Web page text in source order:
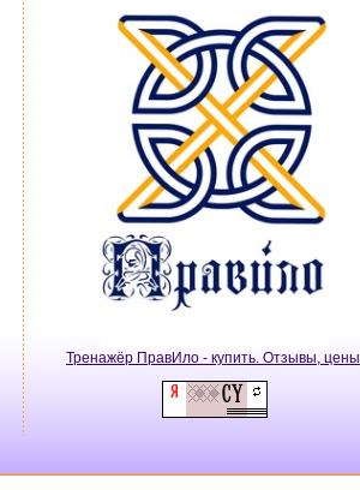
Тренажёр ПравИло - купить. Отзывы, цены.